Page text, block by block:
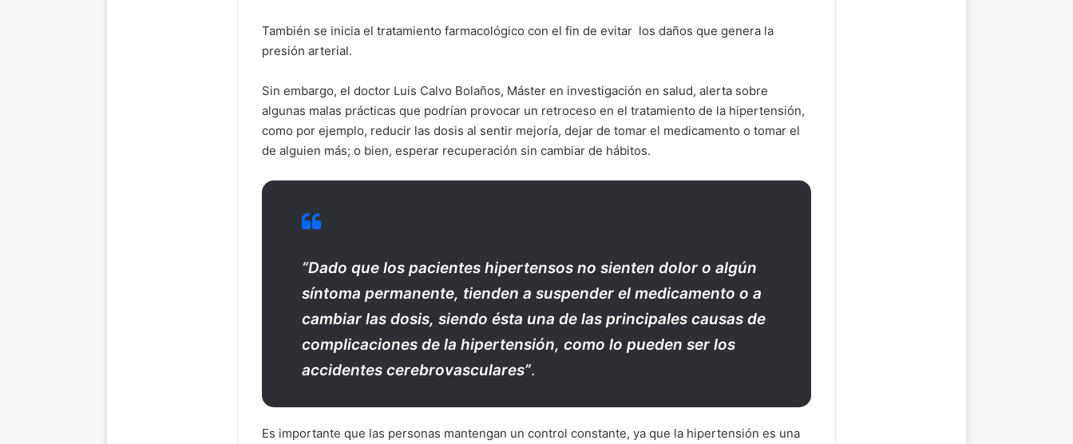
También se inicia el tratamiento farmacológico con el fin de evitar los daños que genera la
presión arterial.
Sin embargo, el doctor Luis Calvo Bolaños, Máster en investigación en salud, alerta sobre
algunas malas prácticas que podrían provocar un retroceso en el tratamiento de la hipertensión,
como por ejemplo, reducir las dosis al sentir mejoría, dejar de tomar el medicamento o tomar el
de alguien más; o bien, esperar recuperación sin cambiar de hábitos.
“Dado que los pacientes hipertensos no sienten dolor o algún
síntoma permanente, tienden a suspender el medicamento o a
cambiar las dosis, siendo ésta una de las principales causas de
complicaciones de la hipertensión, como lo pueden ser los
accidentes cerebrovasculares”.
Es importante que las personas mantengan un control constante, ya que la hipertensión es una